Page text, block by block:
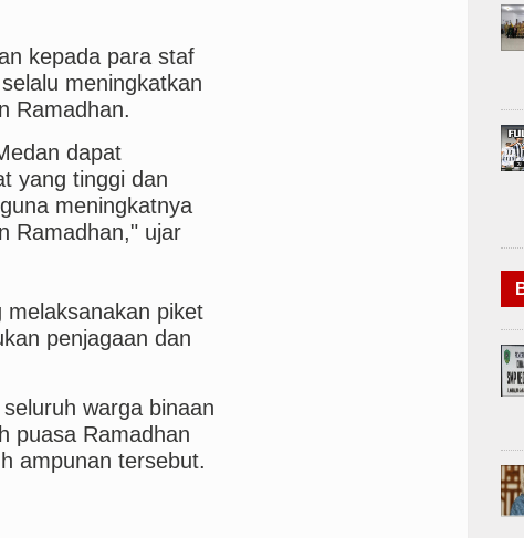
kepada para staf
meningkatkan
Ramadhan.
dapat
yang tinggi dan
meningkatnya
Ramadhan," ujar
melaksanakan piket
penjagaan dan
warga binaan
puasa Ramadhan
ampunan tersebut.